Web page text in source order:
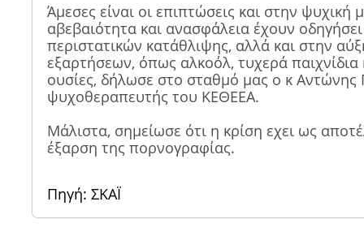
Άμεσες είναι οι επιπτώσεις και στην ψυχική
αβεβαιότητα και ανασφάλεια έχουν
περιστατικών κατάθλιψης, αλλά και στην
εξαρτήσεων, όπως αλκοόλ, τυχερά παιχνίδια
ουσίες, δήλωσε στο σταθμό μας ο κ Αντώνης
ψυχοθεραπευτής του ΚΕΘΕΕΑ.
Μάλιστα, σημείωσε ότι η κρίση εχει ως
έξαρση της πορνογραφίας.
Πηγή: ΣΚΑΪ